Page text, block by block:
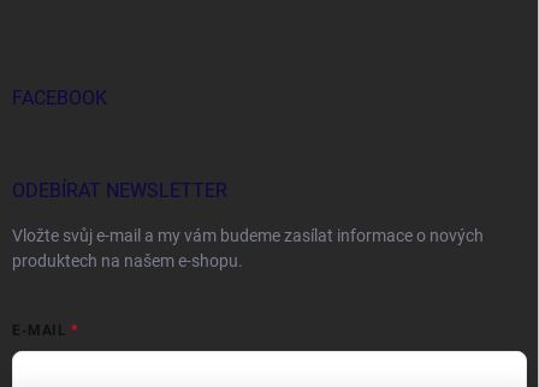
FACEBOOK
ODEBÍRAT NEWSLETTER
Vložte svůj e-mail a my vám budeme zasílat informace o nových
produktech na našem e-shopu.
E-MAIL